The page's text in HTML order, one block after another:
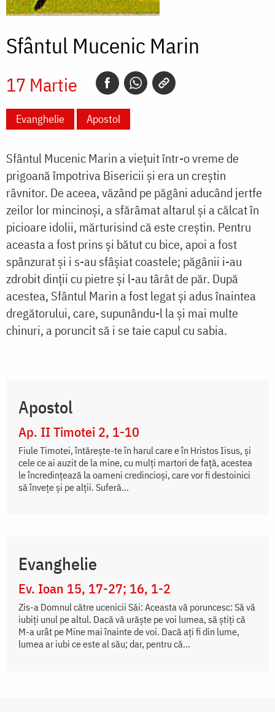
Sfântul Mucenic Marin
17 Martie
Evanghelie Apostol
Sfântul Mucenic Marin a viețuit într-o vreme de
prigoană împotriva Bisericii și era un creștin
râvnitor. De aceea, văzând pe păgâni aducând jertfe
zeilor lor mincinoși, a sfărâmat altarul și a călcat în
picioare idolii, mărturisind că este creștin. Pentru
aceasta a fost prins și bătut cu bice, apoi a fost
spânzurat și i s-au sfâșiat coastele; păgânii i-au
zdrobit dinții cu pietre și l-au târât de păr. După
acestea, Sfântul Marin a fost legat și adus înaintea
dregătorului, care, supunându-l la și mai multe
chinuri, a poruncit să i se taie capul cu sabia.
Apostol
Ap. II Timotei 2, 1-10
Fiule Timotei, întăreşte-te în harul care e în Hristos Iisus, şi
cele ce ai auzit de la mine, cu mulţi martori de faţă, acestea
le încredinţează la oameni credincioşi, care vor fi destoinici
să înveţe şi pe alţii. Suferă...
Evanghelie
Ev. Ioan 15, 17-27; 16, 1-2
Zis-a Domnul către ucenicii Săi: Aceasta vă poruncesc: Să vă
iubiți unul pe altul. Dacă vă urăște pe voi lumea, să știți că
M-a urât pe Mine mai înainte de voi. Dacă ați fi din lume,
lumea ar iubi ce este al său; dar, pentru că...